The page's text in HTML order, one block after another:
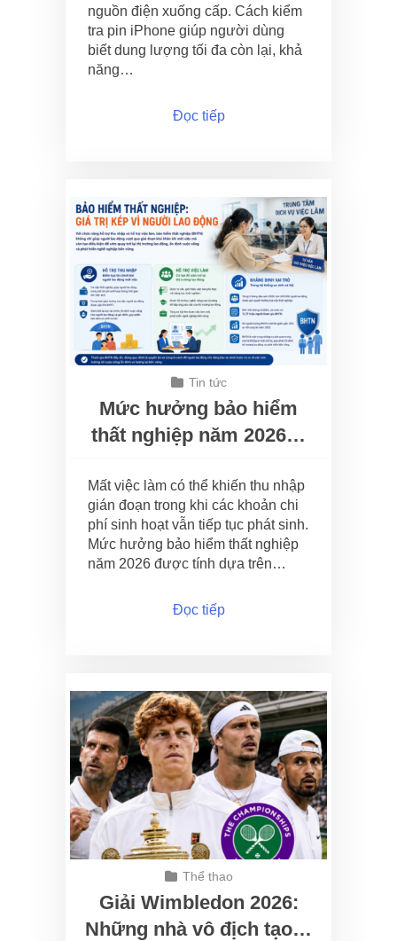
nguồn điện xuống cấp. Cách kiểm
tra pin iPhone giúp người dùng
biết dung lượng tối đa còn lại, khả
năng…
Đọc tiếp
Tin tức
Mức hưởng bảo hiểm
thất nghiệp năm 2026…
Mất việc làm có thể khiến thu nhập
gián đoạn trong khi các khoản chi
phí sinh hoạt vẫn tiếp tục phát sinh.
Mức hưởng bảo hiểm thất nghiệp
năm 2026 được tính dựa trên…
Đọc tiếp
Thể thao
Giải Wimbledon 2026:
Những nhà vô địch tạo…